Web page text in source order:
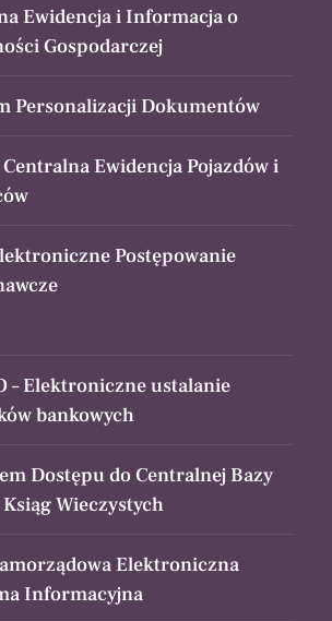
Ewidencja i Informacja o
Gospodarczej
Personalizacji Dokumentów
Centralna Ewidencja Pojazdów i
Postępowanie
– Elektroniczne ustalanie
bankowych
Dostępu do Centralnej Bazy
Wieczystych
Elektroniczna
Informacyjna